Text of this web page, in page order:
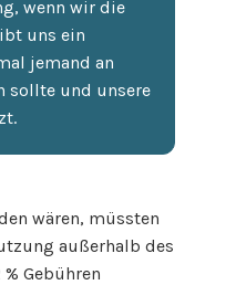
wenn wir die
uns ein
jemand an
sollte und unsere
wären, müssten
außerhalb des
Gebühren